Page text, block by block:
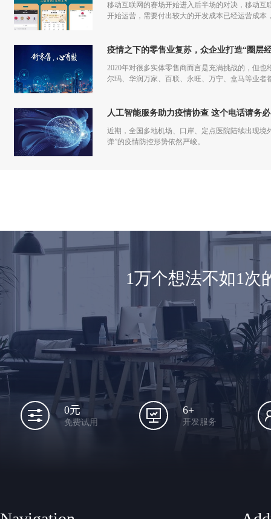
移动互联网的赛场开始进入后半场的对决，移动
开始运营，需要付出较大的开发成本已经运营成
疫情之下的零售业复苏，众企业打造“圈层
2020年对很多实体零售商而言是充满挑战的，但
尔玛、华润万家、百联、永旺、万宁、盒马等业
人工智能服务助力疫情协查 这个电话请务
近期，全国多地机场、口岸、定点医院陆续出现
弹”的疫情防控形势依然严峻。
1万个想法不如1次
0元
免费试用
6+
开发服务